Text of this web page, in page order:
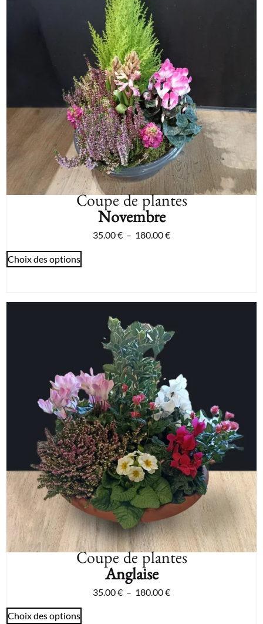
Coupe de plantes
Novembre
35.00€ – 180.00€
Choix des options
Coupe de plantes
Anglaise
35.00€ – 180.00€
Choix des options